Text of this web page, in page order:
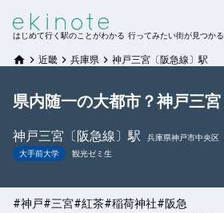
はじめて行く駅のことがわかる 行ってみたい街が見つかる
近畿 兵庫県 神戸三宮〔阪急線〕駅
県内随一の大都市？神戸三宮
神戸三宮〔阪急線〕駅
兵庫県神戸市中央区
大手前大学
観光ゼミ生
#神戸#三宮#紅茶#稲荷神社#阪急